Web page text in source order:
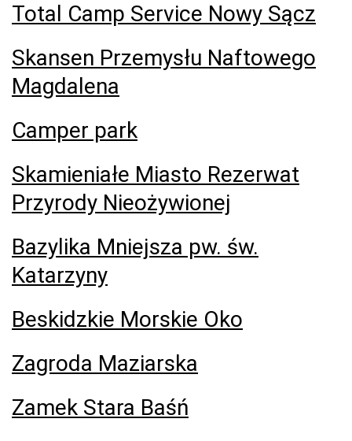
Total Camp Service Nowy Sącz
Skansen Przemysłu Naftowego
Magdalena
Camper park
Skamieniałe Miasto Rezerwat
Przyrody Nieożywionej
Bazylika Mniejsza pw. św.
Katarzyny
Beskidzkie Morskie Oko
Zagroda Maziarska
Zamek Stara Baśń